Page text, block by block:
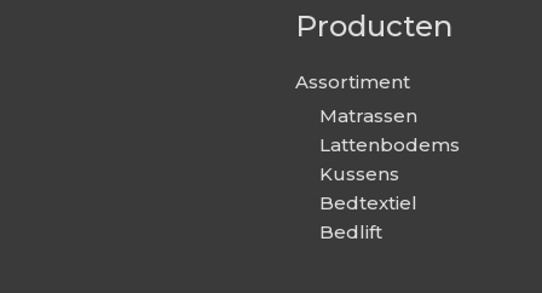
Producten
Assortiment
Matrassen
Lattenbodems
Kussens
Bedtextiel
Bedlift